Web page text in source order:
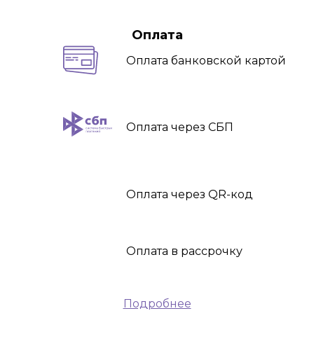
Оплата
Оплата банковской картой
Оплата через СБП
Оплата через QR-код
Оплата в рассрочку
Подробнее